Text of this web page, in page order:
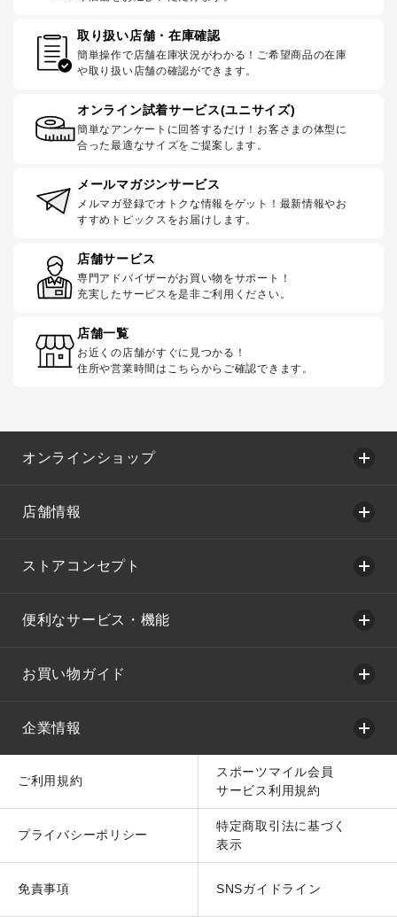
取り扱い店舗・在庫確認
簡単操作で店舗在庫状況がわかる！ご希望商品の在庫
や取り扱い店舗の確認ができます。
オンライン試着サービス(ユニサイズ)
簡単なアンケートに回答するだけ！お客さまの体型に
合った最適なサイズをご提案します。
メールマガジンサービス
メルマガ登録でオトクな情報をゲット！最新情報やお
すすめトピックスをお届けします。
店舗サービス
専門アドバイザーがお買い物をサポート！
充実したサービスを是非ご利用ください。
店舗一覧
お近くの店舗がすぐに見つかる！
住所や営業時間はこちらからご確認できます。
オンラインショップ
店舗情報
ストアコンセプト
便利なサービス・機能
お買い物ガイド
企業情報
ご利用規約
スポーツマイル会員
サービス利用規約
プライバシーポリシー
特定商取引法に基づく
表示
免責事項 SNSガイドライン